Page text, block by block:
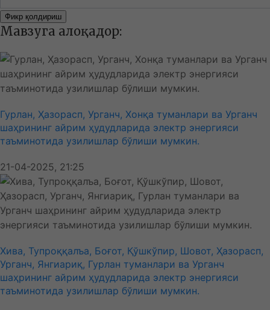
Фикр қолдириш
Мавзуга алоқадор:
Гурлан, Ҳазорасп, Урганч, Хонқа туманлари ва Урганч
шаҳрининг айрим ҳудудларида электр энергияси
таъминотида узилишлар бўлиши мумкин.
21-04-2025, 21:25
Хива, Тупроққалъа, Боғот, Қўшкўпир, Шовот, Ҳазорасп,
Урганч, Янгиариқ, Гурлан туманлари ва Урганч
шаҳрининг айрим ҳудудларида электр энергияси
таъминотида узилишлар бўлиши мумкин.